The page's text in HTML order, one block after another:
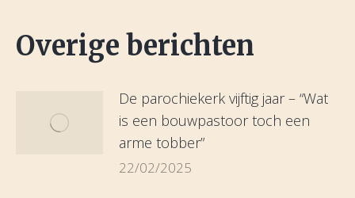
Overige berichten
De parochiekerk vijftig jaar – “Wat
is een bouwpastoor toch een
arme tobber”
22/02/2025